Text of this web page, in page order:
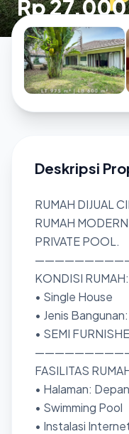
Rp
Deskripsi
RUMAH DIJUAL
RUMAH
PRIVATE POOL.
KONDISI RUMAH:
• Single House
• Jenis
• SEMI
FASILITAS
• Halaman:
• Swimming Pool
• Instalasi